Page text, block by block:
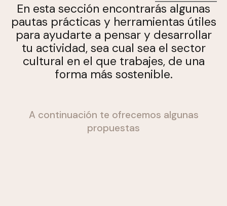
En esta sección encontrarás algunas
pautas prácticas y herramientas útiles
para ayudarte a pensar y desarrollar
tu actividad, sea cual sea el sector
cultural en el que trabajes, de una
forma más sostenible.
A continuación te ofrecemos algunas
propuestas